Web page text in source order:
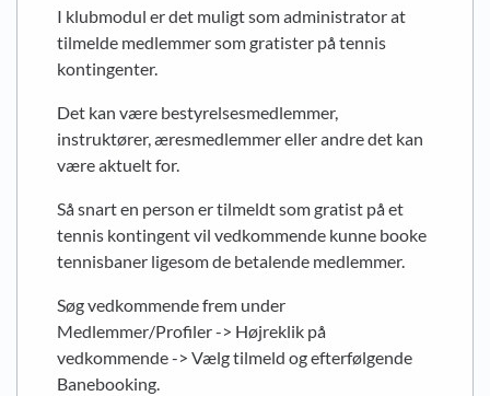
I klubmodul er det muligt som administrator at
tilmelde medlemmer som gratister på tennis
kontingenter.
Det kan være bestyrelsesmedlemmer,
instruktører, æresmedlemmer eller andre det kan
være aktuelt for.
Så snart en person er tilmeldt som gratist på et
tennis kontingent vil vedkommende kunne booke
tennisbaner ligesom de betalende medlemmer.
Søg vedkommende frem under
Medlemmer/Profiler -> Højreklik på
vedkommende -> Vælg tilmeld og efterfølgende
Banebooking.